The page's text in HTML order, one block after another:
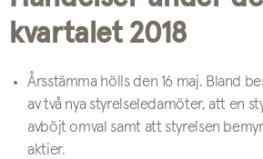
kvartalet 2018
Årsstämma hölls den 16 maj. Bland
av två nya styrelseledamöter, att en
avböjt omval samt att styrelsen
aktier.